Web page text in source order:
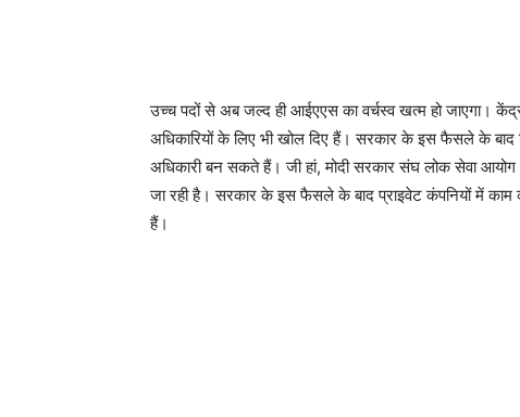
उच्च पदों से अब जल्द ही आईएएस का वर्चस्व खत्म हो जाएगा।
अधिकारियों के लिए भी खोल दिए हैं। सरकार के इस फैसले के बाद
अधिकारी बन सकते हैं। जी हां, मोदी सरकार संघ लोक सेवा आयोग
जा रही है। सरकार के इस फैसले के बाद प्राइवेट कंपनियों में काम
हैं।